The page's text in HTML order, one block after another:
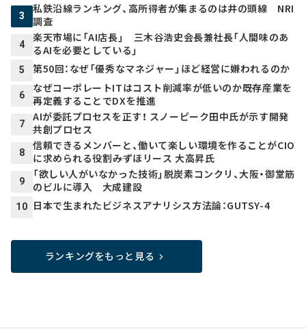
3
私鉄沿線ランキング、高所得者が集まるのは井の頭線 NRI
調査
4
楽天市場に「AI店長」 三木谷浩史会長兼社長「人間味のあ
るAIを必要としている」
5 第50回：なぜ「優秀なマネジャー」ほど経営に嫌われるのか
6
なぜコーポレートITはコスト削減率が低いのか――既存産業を
再定義することでDXを推進
7
AIが委託プロセスを正す！ スノーピーク田中氏が示す開発
共創プロセス
8
信頼できるメンバーと、働いて楽しい環境を作ることがCIO
に求められる役割――みずほリース 大高昇氏
9
「欲しい人がいなかった技術」脱炭素コンクリ、大阪・御堂筋
のビルに導入 大成建設
10 日本で生まれたビジネスアナリシス方法論：GUTSY-4
ランキングをもっと見る